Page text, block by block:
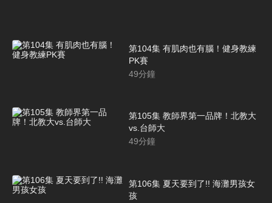
第104集 有肌肉也有腦！健身教練
PK賽
49分鐘
第105集 教師界第一品牌！北教大
vs.台師大
49分鐘
第106集 夏天要到了!! 海灘男孩女
孩